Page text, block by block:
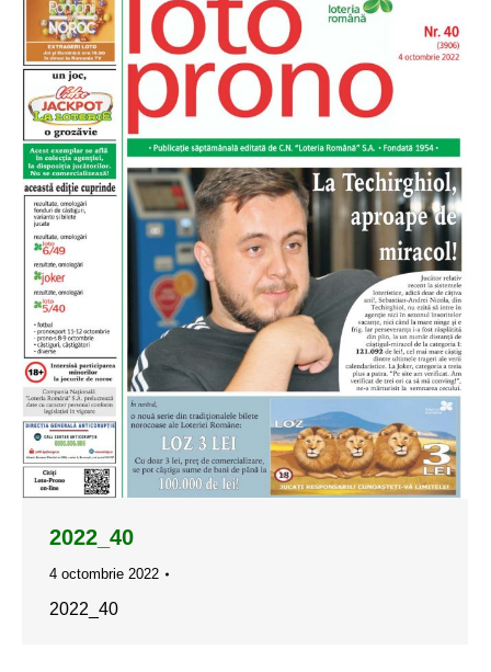
2022_40
4 octombrie 2022
2022_40